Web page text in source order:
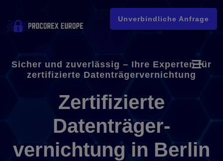
Unverbindliche Anfrage
Sicher und zuverlässig – Ihre Experten für
zertifizierte Datenträgervernichtung
Zertifizierte
Datenträger-
vernichtung in Berlin